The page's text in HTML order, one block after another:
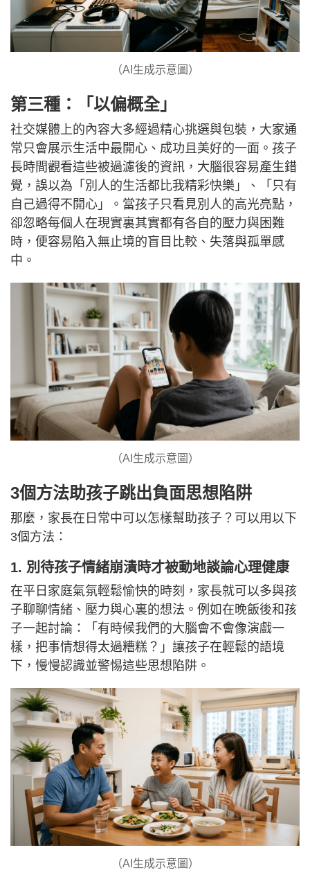
（AI生成示意圖）
第三種：「以偏概全」
社交媒體上的內容大多經過精心挑選與包裝，大家通
常只會展示生活中最開心、成功且美好的一面。孩子
長時間觀看這些被過濾後的資訊，大腦很容易產生錯
覺，誤以為「別人的生活都比我精彩快樂」、「只有
自己過得不開心」。當孩子只看見別人的高光亮點，
卻忽略每個人在現實裏其實都有各自的壓力與困難
時，便容易陷入無止境的盲目比較、失落與孤單感
中。
（AI生成示意圖）
3個方法助孩子跳出負面思想陷阱
那麼，家長在日常中可以怎樣幫助孩子？可以用以下
3個方法：
1. 別待孩子情緒崩潰時才被動地談論心理健康
在平日家庭氣氛輕鬆愉快的時刻，家長就可以多與孩
子聊聊情緒、壓力與心裏的想法。例如在晚飯後和孩
子一起討論：「有時候我們的大腦會不會像演戲一
樣，把事情想得太過糟糕？」讓孩子在輕鬆的語境
下，慢慢認識並警惕這些思想陷阱。
（AI生成示意圖）